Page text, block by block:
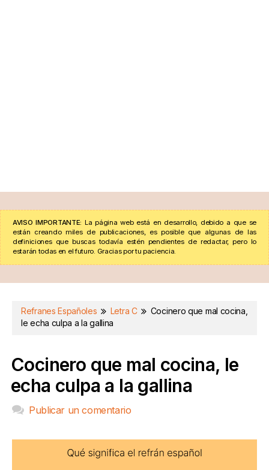
AVISO IMPORTANTE: La página web está en desarrollo, debido a que se
están creando miles de publicaciones, es posible que algunas de las
definiciones que buscas todavía estén pendientes de redactar, pero lo
estarán todas en el futuro. Gracias por tu paciencia.
Refranes Españoles Letra C
Cocinero que mal cocina,
le echa culpa a la gallina
Cocinero que mal cocina, le
echa culpa a la gallina
Publicar un comentario